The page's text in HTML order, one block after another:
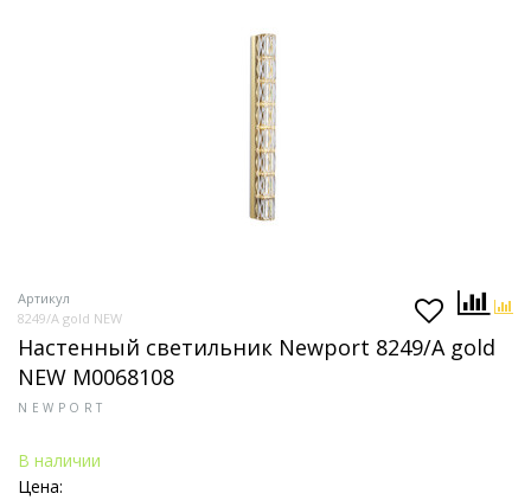
Артикул
8249/A gold NEW
Настенный светильник Newport 8249/A gold
NEW М0068108
NEWPORT
В наличии
Цена: